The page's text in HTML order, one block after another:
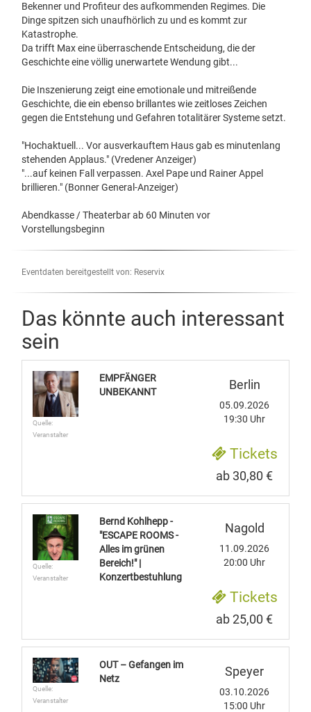
Bekenner und Profiteur des aufkommenden Regimes. Die
Dinge spitzen sich unaufhörlich zu und es kommt zur
Katastrophe.
Da trifft Max eine überraschende Entscheidung, die der
Geschichte eine völlig unerwartete Wendung gibt...
Die Inszenierung zeigt eine emotionale und mitreißende
Geschichte, die ein ebenso brillantes wie zeitloses Zeichen
gegen die Entstehung und Gefahren totalitärer Systeme setzt.
"Hochaktuell... Vor ausverkauftem Haus gab es minutenlang
stehenden Applaus." (Vredener Anzeiger)
"...auf keinen Fall verpassen. Axel Pape und Rainer Appel
brillieren." (Bonner General-Anzeiger)
Abendkasse / Theaterbar ab 60 Minuten vor
Vorstellungsbeginn
Eventdaten bereitgestellt von: Reservix
Das könnte auch interessant
sein
Quelle:
Veranstalter
EMPFÄNGER
UNBEKANNT
Berlin
05.09.2026
19:30 Uhr
Tickets
ab 30,80 €
Quelle:
Veranstalter
Bernd Kohlhepp -
"ESCAPE ROOMS -
Alles im grünen
Bereich!" |
Konzertbestuhlung
Nagold
11.09.2026
20:00 Uhr
Tickets
ab 25,00 €
Quelle:
Veranstalter
OUT – Gefangen im
Netz
Speyer
03.10.2026
15:00 Uhr